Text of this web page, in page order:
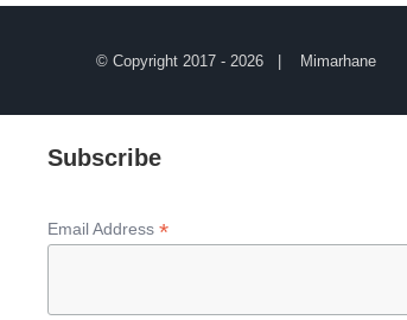
© Copyright 2017 - 2026 | Mimarhane
Subscribe
Email Address*